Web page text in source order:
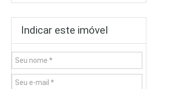
Indicar este imóvel